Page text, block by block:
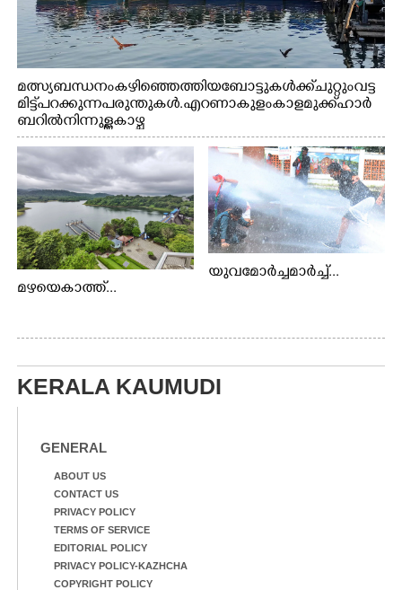
മത്സ്യബന്ധനം കഴിഞ്ഞെത്തിയ ബോട്ടുകൾക്ക് ചുറ്റും വട്ട
മിട്ട് പറക്കുന്ന പരുന്തുകൾ. എറണാകുളം കാളമുക്ക് ഹാർ
ബറിൽ നിന്നുള്ള കാഴ്ച
മഴയെകാത്ത്...
യുവമോർച്ചമാർച്ച്...
KERALA KAUMUDI
GENERAL
ABOUT US
CONTACT US
PRIVACY POLICY
TERMS OF SERVICE
EDITORIAL POLICY
PRIVACY POLICY-KAZHCHA
COPYRIGHT POLICY